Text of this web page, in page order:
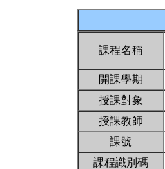
課程名稱
開課學期
授課對象
授課教師
課號
課程識別碼